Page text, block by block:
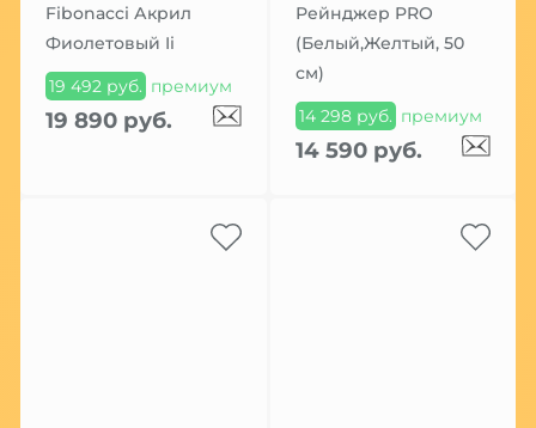
Fibonacci Акрил
Фиолетовый Ii
19 492 руб. премиум
19 890 руб.
Рейнджер PRO
(Белый,Желтый, 50
см)
14 298 руб. премиум
14 590 руб.